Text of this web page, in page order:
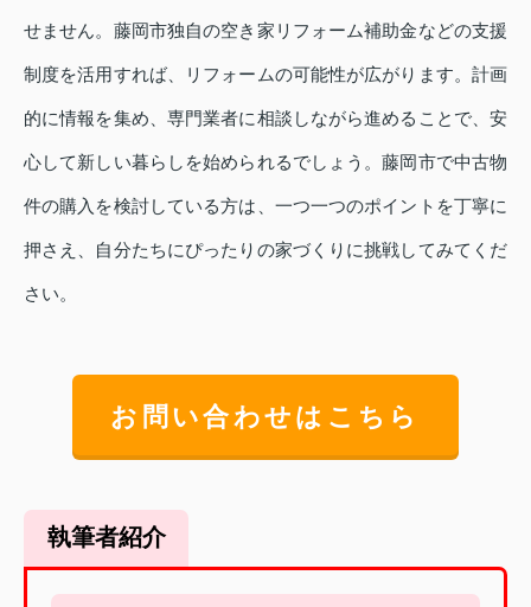
せません。藤岡市独自の空き家リフォーム補助金などの支援
制度を活用すれば、リフォームの可能性が広がります。計画
的に情報を集め、専門業者に相談しながら進めることで、安
心して新しい暮らしを始められるでしょう。藤岡市で中古物
件の購入を検討している方は、一つ一つのポイントを丁寧に
押さえ、自分たちにぴったりの家づくりに挑戦してみてくだ
さい。
お問い合わせはこちら
執筆者紹介